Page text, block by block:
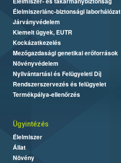
Élelmiszerlánc-biztonsági laborhálózat
Járványvédelem
Kiemelt ügyek, EUTR
Kockázatkezelés
Mezőgazdasági genetikai erőforrások
Növényvédelem
Nyilvántartási és Felügyeleti Díj
Rendszerszervezés és felügyelet
Termékpálya-ellenőrzés
Ügyintézés
Élelmiszer
Állat
Növény